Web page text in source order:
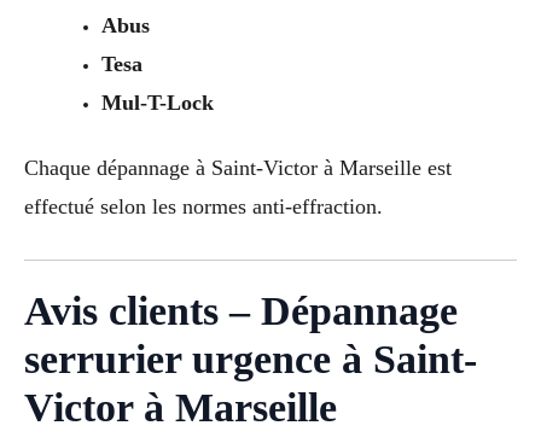
Abus
Tesa
Mul-T-Lock
Chaque dépannage à Saint-Victor à Marseille est
effectué selon les normes anti-effraction.
Avis clients – Dépannage
serrurier urgence à Saint-
Victor à Marseille